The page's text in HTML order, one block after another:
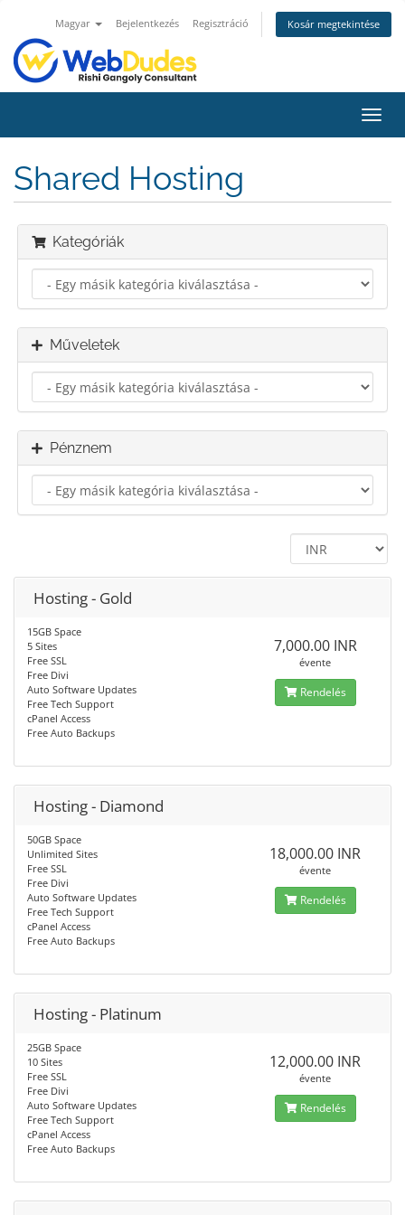
Magyar Bejelentkezés Regisztráció Kosár megtekintése
a
Shared Hosting
Kategóriák
Műveletek
Pénznem
Hosting - Gold
15GB Space
5 Sites
Free SSL
Free Divi
Auto Software Updates
Free Tech Support
cPanel Access
Free Auto Backups
7,000.00 INR
évente
Rendelés
Hosting - Diamond
50GB Space
Unlimited Sites
Free SSL
Free Divi
Auto Software Updates
Free Tech Support
cPanel Access
Free Auto Backups
18,000.00 INR
évente
Rendelés
Hosting - Platinum
25GB Space
10 Sites
Free SSL
Free Divi
Auto Software Updates
Free Tech Support
cPanel Access
Free Auto Backups
12,000.00 INR
évente
Rendelés